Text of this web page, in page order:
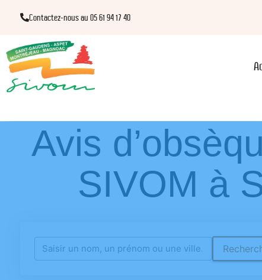
Contactez-nous au 05 61 94 17 40
Avis
SIVOM à